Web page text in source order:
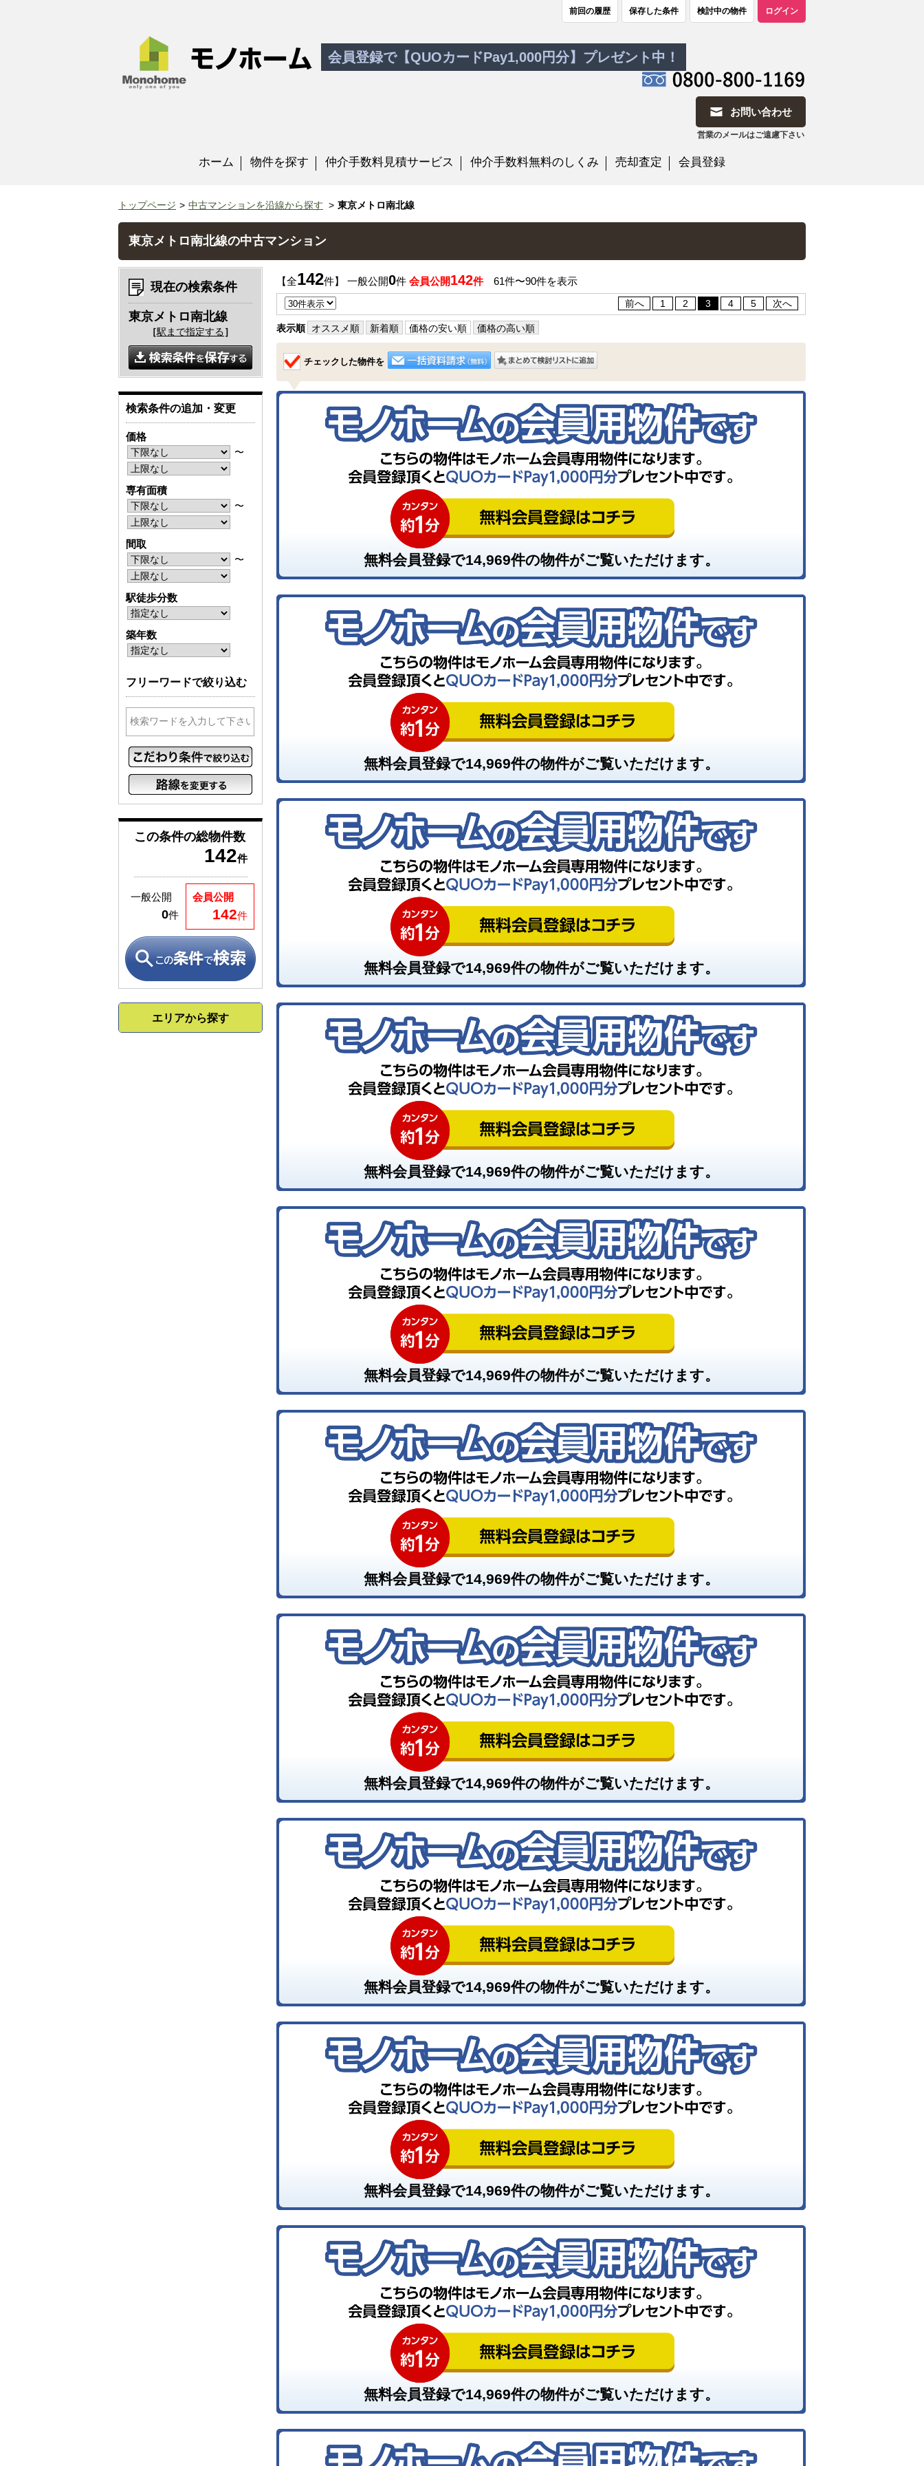
前回の履歴 保存した条件 検討中の物件 ログイン
会員登録で【QUOカードPay1,000円分】プレゼント中！
お問い合わせ
営業のメールはご遠慮下さい
ホーム 物件を探す 仲介手数料見積サービス 仲介手数料無料のしくみ 売却査定 会員登録
トップページ 中古マンションを沿線から探す 東京メトロ南北線
東京メトロ南北線の中古マンション
【全142件】 一般公開0件 会員公開142件61件〜90件を表示
前へ 1 2 3 4 5 次へ
表示順 オススメ順 新着順 価格の安い順 価格の高い順
チェックした物件を
無料会員登録で14,969件の物件がご覧いただけます。
無料会員登録で14,969件の物件がご覧いただけます。
無料会員登録で14,969件の物件がご覧いただけます。
無料会員登録で14,969件の物件がご覧いただけます。
無料会員登録で14,969件の物件がご覧いただけます。
無料会員登録で14,969件の物件がご覧いただけます。
無料会員登録で14,969件の物件がご覧いただけます。
無料会員登録で14,969件の物件がご覧いただけます。
無料会員登録で14,969件の物件がご覧いただけます。
無料会員登録で14,969件の物件がご覧いただけます。
現在の検索条件
東京メトロ南北線
［駅まで指定する ］
検索条件の追加・変更
価格
〜
専有面積
〜
間取
〜
駅徒歩分数
築年数
フリーワードで絞り込む
この条件の総物件数
142件
会員公開
142件
一般公開
0件
エリアから探す